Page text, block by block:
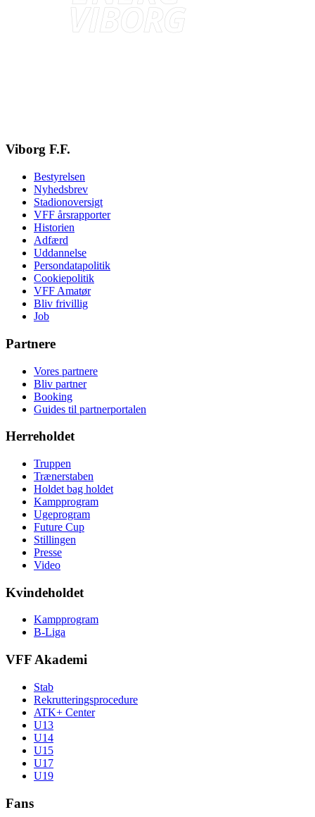
Viborg F.F.
Bestyrelsen
Nyhedsbrev
Stadionoversigt
VFF årsrapporter
Historien
Adfærd
Uddannelse
Persondatapolitik
Cookiepolitik
VFF Amatør
Bliv frivillig
Job
Partnere
Vores partnere
Bliv partner
Booking
Guides til partnerportalen
Herreholdet
Truppen
Trænerstaben
Holdet bag holdet
Kampprogram
Ugeprogram
Future Cup
Stillingen
Presse
Video
Kvindeholdet
Kampprogram
B-Liga
VFF Akademi
Stab
Rekrutteringsprocedure
ATK+ Center
U13
U14
U15
U17
U19
Fans